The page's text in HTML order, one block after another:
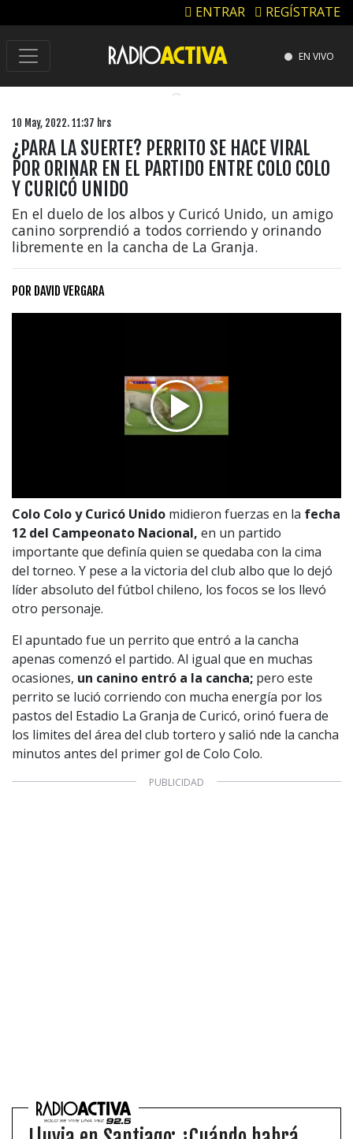
ENTRAR REGÍSTRATE
EN VIVO
10 May, 2022. 11:37 hrs
¿PARA LA SUERTE? PERRITO SE HACE VIRAL
POR ORINAR EN EL PARTIDO ENTRE COLO COLO
Y CURICÓ UNIDO
En el duelo de los albos y Curicó Unido, un amigo
canino sorprendió a todos corriendo y orinando
libremente en la cancha de La Granja.
POR DAVID VERGARA
Colo Colo y Curicó Unido midieron fuerzas en la fecha
12 del Campeonato Nacional, en un partido
importante que definía quien se quedaba con la cima
del torneo. Y pese a la victoria del club albo que lo dejó
líder absoluto del fútbol chileno, los focos se los llevó
otro personaje.
El apuntado fue un perrito que entró a la cancha
apenas comenzó el partido. Al igual que en muchas
ocasiones, un canino entró a la cancha; pero este
perrito se lució corriendo con mucha energía por los
pastos del Estadio La Granja de Curicó, orinó fuera de
los limites del área del club tortero y salió nde la cancha
minutos antes del primer gol de Colo Colo.